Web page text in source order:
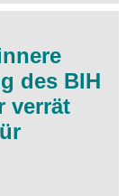
des BIH
verrät